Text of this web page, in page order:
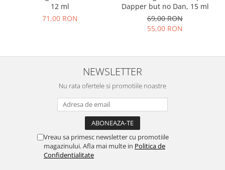
12 ml
71,00 RON
Dapper but no Dan, 15 ml
69,00 RON
55,00 RON
NEWSLETTER
Nu rata ofertele si promotiile noastre
Vreau sa primesc newsletter cu promotiile
magazinului. Afla mai multe in Politica de
Confidentialitate